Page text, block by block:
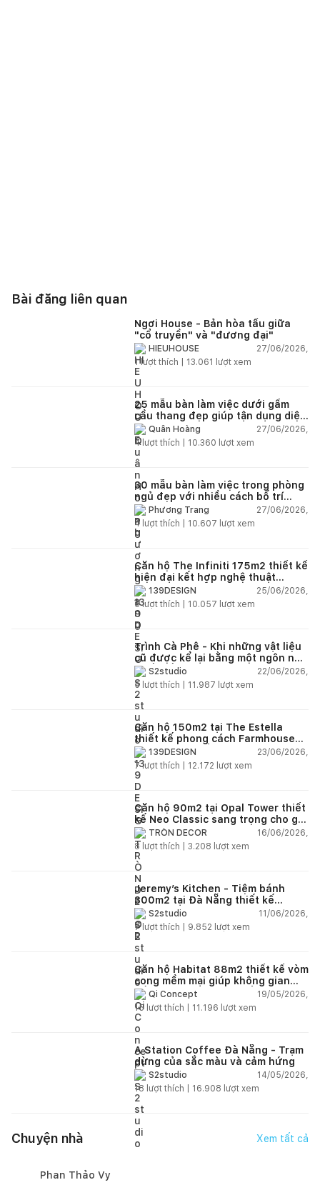
Bài đăng liên quan
Ngơi House - Bản hòa tấu giữa
"cổ truyền" và "đương đại"
HIEUHOUSE
27/06/2026,
1lượt thích | 13.061 lượt xem
25 mẫu bàn làm việc dưới gầm
cầu thang đẹp giúp tận dụng diện
tích tưởng chừng bị bỏ quên
Quân Hoàng
27/06/2026,
4lượt thích | 10.360 lượt xem
30 mẫu bàn làm việc trong phòng
ngủ đẹp với nhiều cách bố trí
thông minh cho mọi diện tích
Phương Trang
27/06/2026,
4 lượt thích | 10.607 lượt xem
Căn hộ The Infiniti 175m2 thiết kế
hiện đại kết hợp nghệ thuật
Modern Art đầy cảm xúc
139DESIGN
25/06/2026,
6lượt thích | 10.057 lượt xem
Trình Cà Phê - Khi những vật liệu
cũ được kể lại bằng một ngôn ngữ
thiết kế mới
S2studio
22/06/2026,
5 lượt thích | 11.987 lượt xem
Căn hộ 150m2 tại The Estella
thiết kế phong cách Farmhouse
thanh lịch và ấm áp
139DESIGN
23/06/2026,
7lượt thích | 12.172 lượt xem
Căn hộ 90m2 tại Opal Tower thiết
kế Neo Classic sang trọng cho gia
đình trẻ
TRÒN DECOR
16/06/2026,
8 lượt thích | 3.208 lượt xem
Jeremy’s Kitchen - Tiệm bánh
300m2 tại Đà Nẵng thiết kế
phong cách công nghiệp hiện đại
ngập tràn ánh sáng tự nhiên
S2studio
11/06/2026,
7lượt thích | 9.852 lượt xem
Căn hộ Habitat 88m2 thiết kế vòm
cong mềm mại giúp không gian
sống hiện đại trở nên ấm áp hơn
Qi Concept
19/05/2026,
15 lượt thích | 11.196 lượt xem
A Station Coffee Đà Nẵng - Trạm
dừng của sắc màu và cảm hứng
S2studio
14/05/2026,
18 lượt thích | 16.908 lượt xem
Chuyện nhà Xem tất cả
Phan Thảo Vy